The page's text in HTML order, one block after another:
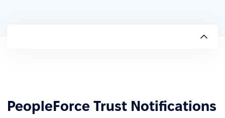
PeopleForce Trust Notifications